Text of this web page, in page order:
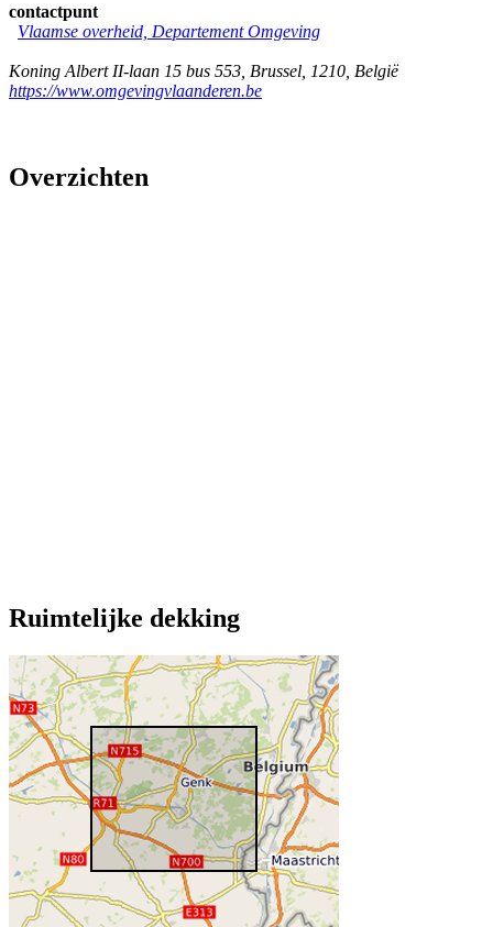
contactpunt
Vlaamse overheid, Departement Omgeving
Koning Albert II-laan 15 bus 553 Brussel 1210 België
https://www.omgevingvlaanderen.be
Overzichten
Ruimtelijke dekking